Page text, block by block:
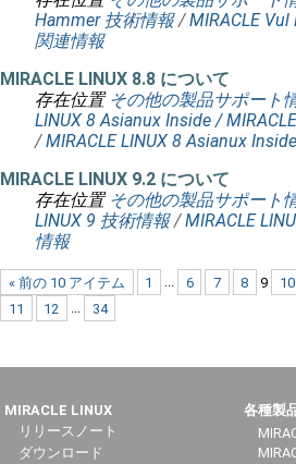
Hammer 技術情報 /MIRACLE
関連情報
MIRACLE LINUX 8.8 について
存在位置 その他の製品サポート
LINUX 8 Asianux Inside /
/MIRACLE LINUX 8 Asianux
MIRACLE LINUX 9.2 について
存在位置 その他の製品サポート
LINUX 9 技術情報 /MIRACLE
情報
« 前の 10 アイテム 1 ... 6 7 8 9
10
11
12 ... 34
MIRACLE LINUX
リリースノート
ダウンロード
各種製